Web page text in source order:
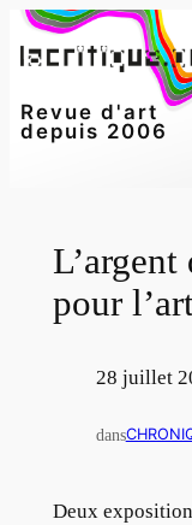
Aller
au
Revue d'art
depuis 2006
L’argent
pour
28 juillet
dans
Deux